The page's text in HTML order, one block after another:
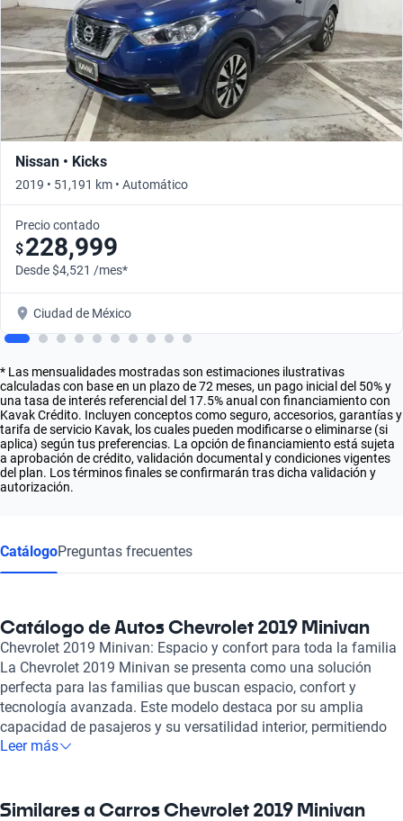
Nissan • Kicks
2019 • 51,191 km • Automático
Precio contado
$228,999
Desde $4,521 /mes*
Ciudad de México
* Las mensualidades mostradas son estimaciones ilustrativas
calculadas con base en un plazo de 72 meses, un pago inicial del 50% y
una tasa de interés referencial del 17.5% anual con financiamiento con
Kavak Crédito. Incluyen conceptos como seguro, accesorios, garantías y
tarifa de servicio Kavak, los cuales pueden modificarse o eliminarse (si
aplica) según tus preferencias. La opción de financiamiento está sujeta
a aprobación de crédito, validación documental y condiciones vigentes
del plan. Los términos finales se confirmarán tras dicha validación y
autorización.
CatálogoPreguntas frecuentes
Catálogo de Autos Chevrolet 2019 Minivan
Chevrolet 2019 Minivan: Espacio y confort para toda la familia
La Chevrolet 2019 Minivan se presenta como una solución
perfecta para las familias que buscan espacio, confort y
tecnología avanzada. Este modelo destaca por su amplia
capacidad de pasajeros y su versatilidad interior, permitiendo
adaptar el espacio según las necesidades, ya sea para un viaje
combustible, haciendo que cada viaje sea no solo placentero,
Leer más
Similares a Carros Chevrolet 2019 Minivan